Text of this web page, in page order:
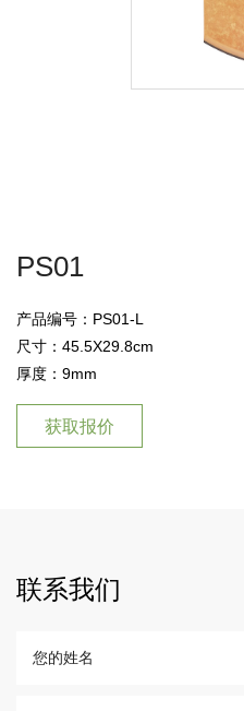
PS01
产品编号：PS01-L
尺寸：45.5X29.8cm
厚度：9mm
获取报价
联系我们